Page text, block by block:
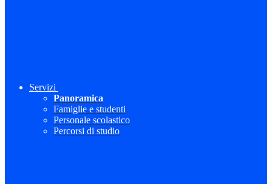
Servizi
Panoramica
Famiglie e studenti
Personale scolastico
Percorsi di studio